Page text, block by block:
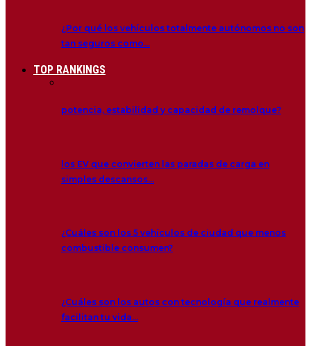
¿Por qué los vehículos totalmente autónomos no son
tan seguros como…
TOP RANKINGS
potencia, estabilidad y capacidad de remolque?
los EV que convierten las paradas de carga en
simples descansos…
¿Cuáles son los 5 vehículos de ciudad que menos
combustible consumen?
¿Cuáles son los autos con tecnología que realmente
facilitan tu vida…